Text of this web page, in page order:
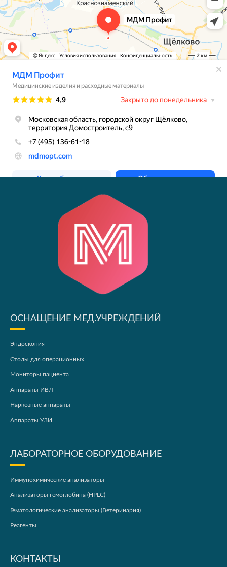
ОСНАЩЕНИЕ МЕД.УЧРЕЖДЕНИЙ
Эндоскопия
Столы для операционных
Мониторы пациента
Аппараты ИВЛ
Наркозные аппараты
Аппараты УЗИ
ЛАБОРАТОРНОЕ ОБОРУДОВАНИЕ
Иммунохимические анализаторы
Анализаторы гемоглобина (HPLC)
Гематологические анализаторы (Ветеринария)
Реагенты
КОНТАКТЫ